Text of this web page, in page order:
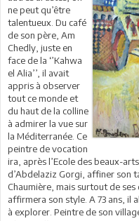
ne peut qu’être
talentueux. Du café
de son père, Am
Chedly, juste en
face de la ‘’Kahwa
el Alia’’, il avait
appris à observer
tout ce monde et
du haut de la colline
à admirer la vue sur
la Méditerranée. Ce
peintre de vocation
ira, après l’Ecole des beaux-
d’Abdelaziz Gorgi, affiner son
Chaumière, mais surtout de
affirmera son style. A 73 ans, il
à explorer. Peintre de son